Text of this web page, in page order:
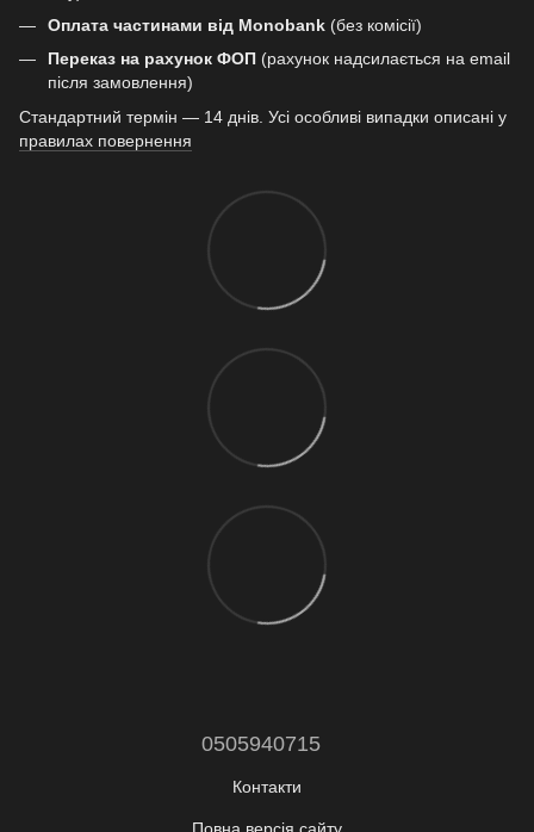
Оплата частинами від Monobank (без комісії)
Переказ на рахунок ФОП (рахунок надсилається на email
після замовлення)
Стандартний термін — 14 днів. Усі особливі випадки описані у
правилах повернення
0505940715
Контакти